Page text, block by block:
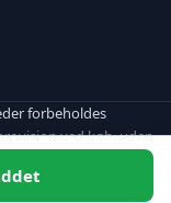
forbeholdes
ved køb, uden